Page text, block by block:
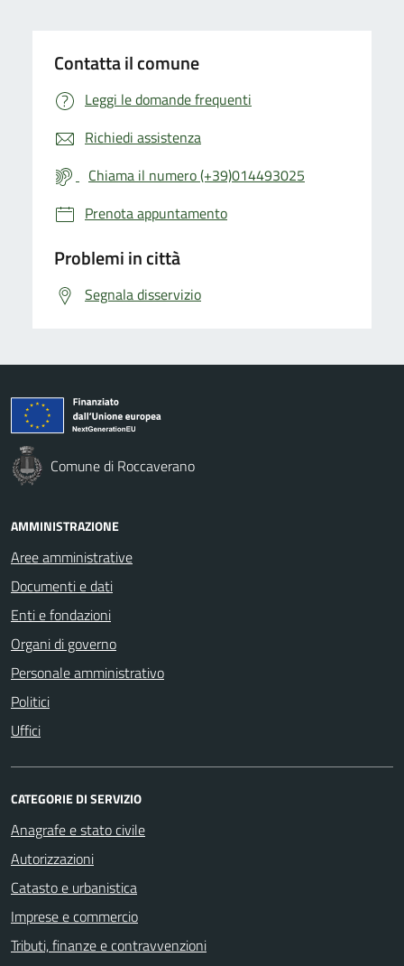
Contatta il comune
Leggi le domande frequenti
Richiedi assistenza
Chiama il numero (+39)014493025
Prenota appuntamento
Problemi in città
Segnala disservizio
Comune di Roccaverano
AMMINISTRAZIONE
Aree amministrative
Documenti e dati
Enti e fondazioni
Organi di governo
Personale amministrativo
Politici
Uffici
CATEGORIE DI SERVIZIO
Anagrafe e stato civile
Autorizzazioni
Catasto e urbanistica
Imprese e commercio
Tributi, finanze e contravvenzioni